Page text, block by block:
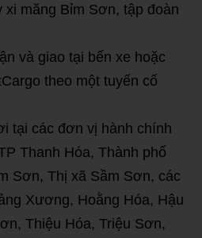
xi măng Bỉm Sơn, tập đoàn
và giao tại bến xe hoặc
theo một tuyến cố
tại các đơn vị hành chính
Thanh Hóa, Thành phố
Sơn, Thị xã Sầm Sơn, các
Xương, Hoằng Hóa, Hậu
Thiệu Hóa, Triệu Sơn,